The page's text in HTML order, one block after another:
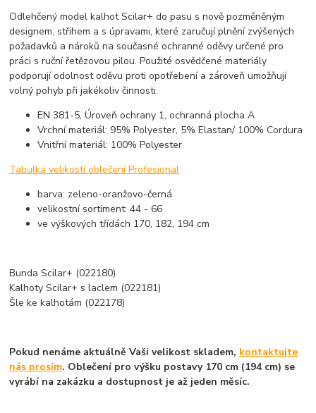
Odlehčený model kalhot Scilar+ do pasu s nově pozměněným
designem, střihem a s úpravami, které zaručují plnění zvýšených
požadavků a nároků na současné ochranné oděvy určené pro
práci s ruční řetězovou pilou. Použité osvědčené materiály
podporují odolnost oděvu proti opotřebení a zároveň umožňují
volný pohyb při jakékoliv činnosti.
EN 381-5, Úroveň ochrany 1, ochranná plocha A
Vrchní materiál: 95% Polyester, 5% Elastan/ 100% Cordura
Vnitřní materiál: 100% Polyester
Tabulka velikostí oblečení Profesional
barva: zeleno-oranžovo-černá
velikostní sortiment: 44 - 66
ve výškových třídách 170, 182, 194 cm
Bunda Scilar+ (022180)
Kalhoty Scilar+ s laclem (022181)
Šle ke kalhotám (022178)
Pokud nenáme aktuálně Vaši velikost skladem, kontaktujte
nás prosím. Oblečení pro výšku postavy 170 cm (194 cm) se
vyrábí na zakázku a dostupnost je až jeden měsíc.